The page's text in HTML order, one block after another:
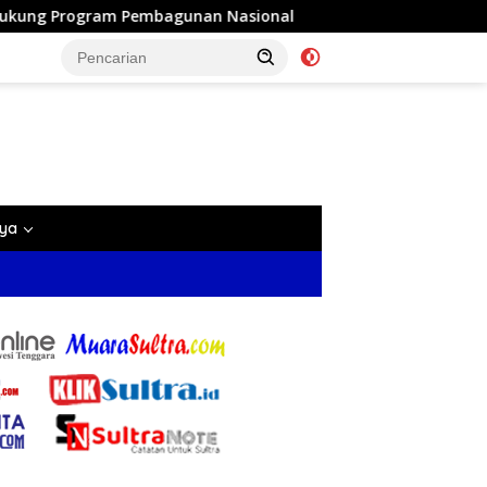
Nasional Komisi II DPRD Konawe Kunker ke PT